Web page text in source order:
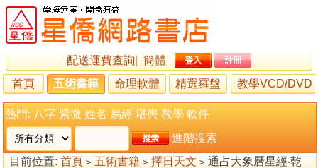
配送運費查詢
簡體
首頁
五術書籍 命理軟體 精選羅盤 教學VCD/DVD
熱門: 八字 紫微 姓名 易經 堪輿 教學 軟件
進階搜索
目前位置: 首頁 > 五術書籍 > 擇日天文 > 通占大象曆星經‧乾